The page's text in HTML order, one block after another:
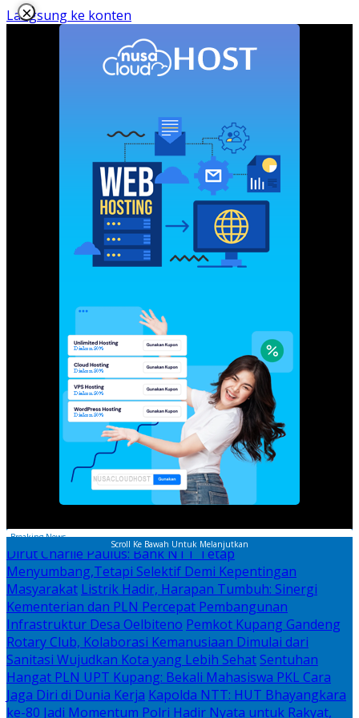
Langsung ke konten
×
Scroll Ke Bawah Untuk Melanjutkan
Breaking News
Dirut Charlie Paulus: Bank NTT Tetap
Menyumbang,Tetapi Selektif Demi Kepentingan
Masyarakat Listrik Hadir, Harapan Tumbuh: Sinergi
Kementerian dan PLN Percepat Pembangunan
Infrastruktur Desa Oelbiteno Pemkot Kupang Gandeng
Rotary Club, Kolaborasi Kemanusiaan Dimulai dari
Sanitasi Wujudkan Kota yang Lebih Sehat Sentuhan
Hangat PLN UPT Kupang: Bekali Mahasiswa PKL Cara
Jaga Diri di Dunia Kerja Kapolda NTT: HUT Bhayangkara
ke-80 Jadi Momentum Polri Hadir Nyata untuk Rakyat,